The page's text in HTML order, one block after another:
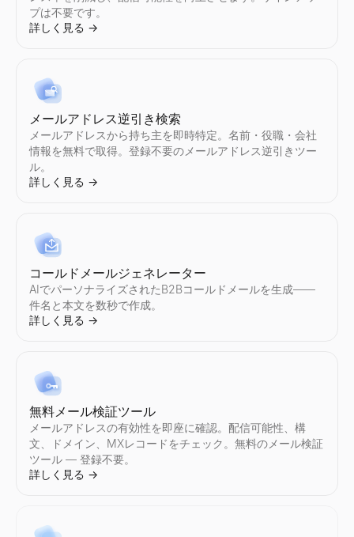
任意のInstagramアカウントのリアルタイムフォロワー数とプ
詳しく見る
Instagram エンゲージメント計算ツール
任意のInstagramアカウントのエンゲージメント率を即座に計算
Instagram 監査
任意のInstagramアカウントを即座に監査。エンゲージメント率
詳しく見る →
Instagram 料金計算ツール
Instagramインフルエンサーのスポンサー投稿あたりの料金を
詳しく見る →
国やニッチ別にInstagramインフルエンサーを発見。業界、場
任意のTikTokアカウントのリアルタイムフォロワー数とプロフ
詳しく見る
TikTokエンゲージメント計算ツール
任意のTikTokアカウントのエンゲージメント率を即座に計算。
TikTok 監査
任意のTikTokアカウントを即座に監査。エンゲージメント率、
詳しく見る →
TikTok クリエイター検索
国やニッチ別にTikTokインフルエンサーを発見。業界、場所、
詳しく見る →
任意の2人のTikTokインフルエンサーを並べて比較 — エンゲー
YouTubeの偽登録者を即座に検出。無料ツールでエンゲージメ
詳しく見る
YouTube エンゲージメント計算ツール
任意のYouTubeチャンネルのエンゲージメント率を即座に計算
YouTube 監査
任意のYouTubeチャンネルを即座に監査。エンゲージメント率
詳しく見る →
YouTube クリエイター検索
国やニッチ別にYouTubeインフルエンサーを発見。業界、場所
詳しく見る →
任意の2人のYouTubeインフルエンサーを並べて比較 — エンゲ
Twitter/Xプロフィールを画像やアバターの説明で検索。写真
詳しく見る
Twitter/X フォロワー数チェック
任意のTwitter/Xアカウントのリアルタイムフォロワー数とプロ
Twitter/X エンゲージメント計算ツール
任意のTwitter/Xアカウントのエンゲージメント率を即座に計算
詳しく見る →
Twitter/X 監査
任意のTwitter/Xアカウントを即座に監査。エンゲージメント率
詳しく見る →
国やニッチ別にTwitter/Xインフルエンサーを発見。業界、場所
LinkedIn プロフィールを即座に抽出。名前、メール、役職、企
詳しく見る
LinkedIn テキスト整形ツール
無料の LinkedIn テキスト整形ツール。LinkedIn の投稿、ヘッド
LinkedIn 投稿プレビュー
無料の LinkedIn 投稿プレビューツール。デスクトップとモバイ
詳しく見る →
LinkedIn サマリージェネレーター
無料の AI LinkedIn サマリージェネレーター。役割とスキルを
詳しく見る →
プは不要です。
詳しく見る →
メールアドレス逆引き検索
メールアドレスから持ち主を即時特定。名前・役職・会社
情報を無料で取得。登録不要のメールアドレス逆引きツー
ル。
詳しく見る →
コールドメールジェネレーター
AIでパーソナライズされたB2Bコールドメールを生成——
件名と本文を数秒で作成。
詳しく見る →
無料メール検証ツール
メールアドレスの有効性を即座に確認。配信可能性、構
文、ドメイン、MXレコードをチェック。無料のメール検証
ツール — 登録不要。
詳しく見る →